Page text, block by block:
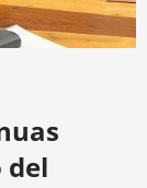
del